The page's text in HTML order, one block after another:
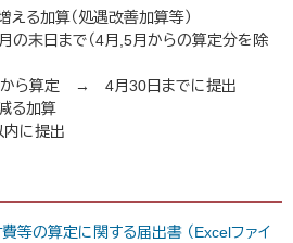
る加算（処遇改善加算等）
末日まで（4月,5月からの算定分を除
算定 → 4月30日までに提出
る加算
に提出
等の算定に関する届出書 （Excelファイ